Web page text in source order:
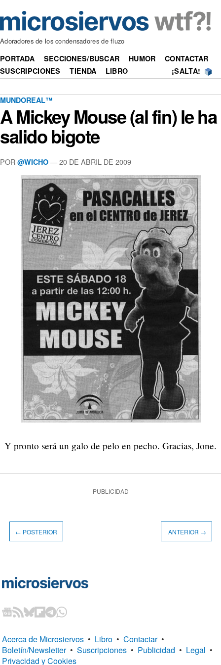
Adoradores de los condensadores de fluzo
PORTADA SECCIONES/BUSCAR HUMOR
CONTACTAR
SUSCRIPCIONES
TIENDA LIBRO ¡SALTA!
MUNDOREAL™
A Mickey Mouse (al fin) le ha
salido bigote
POR @WICHO —20 DE ABRIL DE 2009
Y pronto será un galo de pelo en pecho. Gracias, Jone.
PUBLICIDAD
← POSTERIOR ANTERIOR →
Acerca de Microsiervos • Libro • Contactar •
Boletín/Newsletter • Suscripciones • Publicidad • Legal •
Privacidad y Cookies